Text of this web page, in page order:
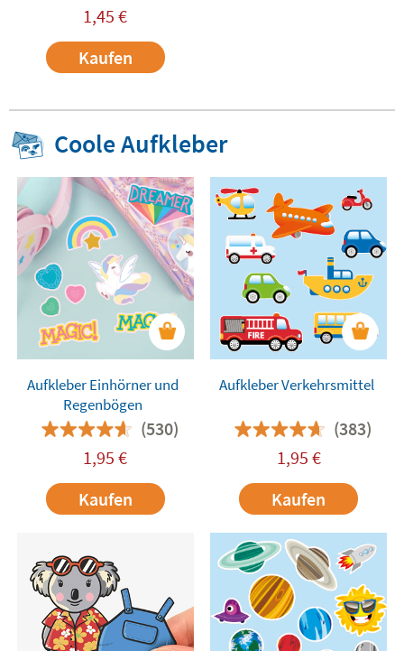
1,45 €
Kaufen
Coole Aufkleber
Aufkleber Einhörner und
Regenbögen
(530)
1,95 €
Kaufen
Aufkleber Verkehrsmittel
(383)
1,95 €
Kaufen